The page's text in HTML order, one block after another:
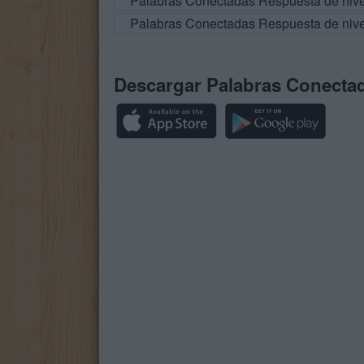
Palabras Conectadas Respuesta de
Descargar Palabras